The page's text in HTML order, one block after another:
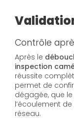
Contrôle
Après le
inspection
réussite
permet de
dégagée, que
l’écoulement de
réseau.